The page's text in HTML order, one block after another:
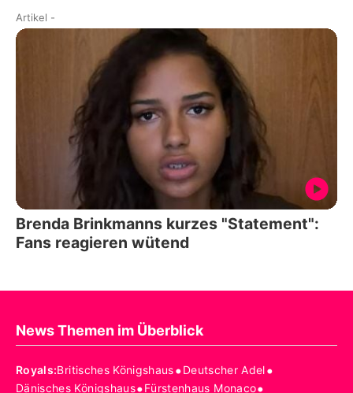
Artikel -
Brenda Brinkmanns kurzes "Statement":
Fans reagieren wütend
News Themen im Überblick
Royals:Britisches Königshaus•Deutscher Adel•
Dänisches Königshaus•Fürstenhaus Monaco•